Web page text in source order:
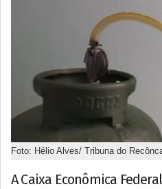
Foto: Hélio Alves/ Tribuna do
A Caixa Econômica